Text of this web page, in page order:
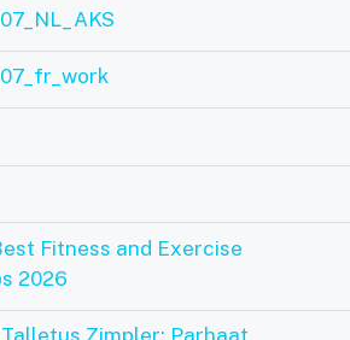
Fitness and Exercise
2026
Talletus Zimpler: Parhaat